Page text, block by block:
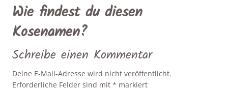
Wie findest du diesen
Kosenamen?
Schreibe einen Kommentar
Deine E-Mail-Adresse wird nicht veröffentlicht.
Erforderliche Felder sind mit* markiert